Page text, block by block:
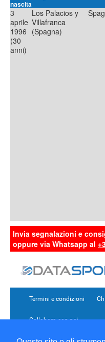
nascita
3
aprile
1996
(30
anni)
Los Palacios y
Villafranca
(Spagna)
Invia segnalazioni e
oppure via Whatsapp al
Termini e condizioni
Collabora con noi